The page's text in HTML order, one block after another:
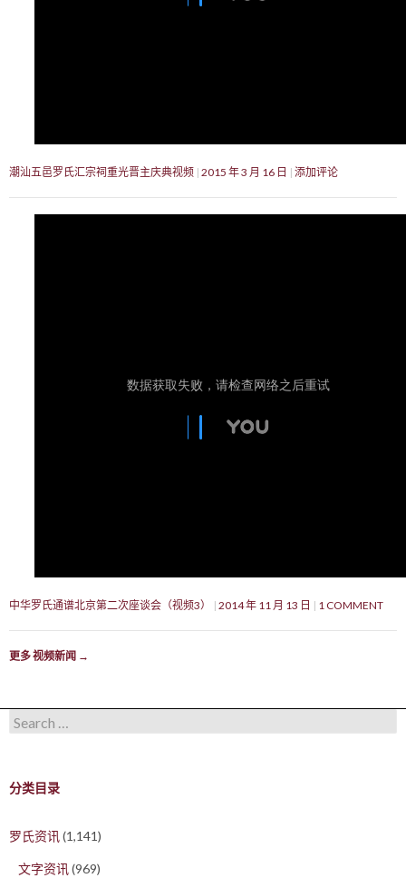
潮汕五邑罗氏汇宗祠重光晋主庆典视频 2015 年 3 月 16 日 添加评论
中华罗氏通谱北京第二次座谈会（视频3） 2014 年 11 月 13 日 1 COMMENT
更多 视频新闻 →
Search for:
分类目录
罗氏资讯(1,141)
文字资讯(969)